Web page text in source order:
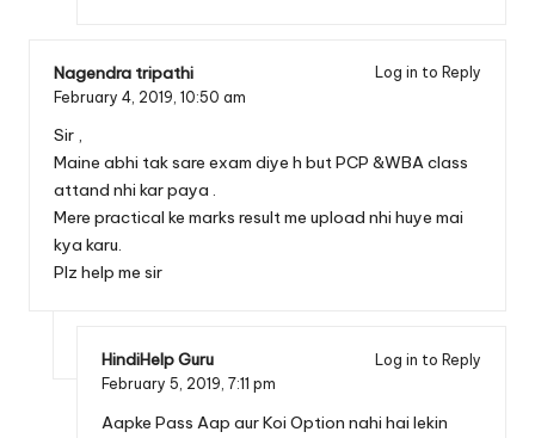
Nagendra tripathi
Log in to Reply
February 4, 2019, 10:50 am
Sir ,
Maine abhi tak sare exam diye h but PCP &WBA class
attand nhi kar paya .
Mere practical ke marks result me upload nhi huye mai
kya karu.
Plz help me sir
HindiHelp Guru
Log in to Reply
February 5, 2019, 7:11 pm
Aapke Pass Aap aur Koi Option nahi hai lekin